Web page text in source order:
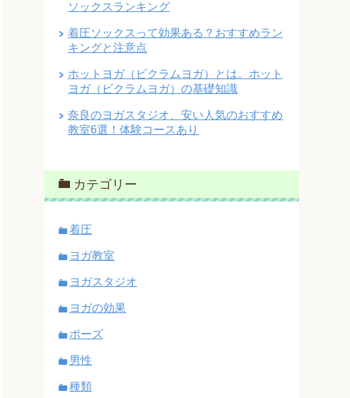
ソックスランキング
着圧ソックスって効果ある？おすすめラン
キングと注意点
ホットヨガ（ビクラムヨガ）とは。ホット
ヨガ（ビクラムヨガ）の基礎知識
奈良のヨガスタジオ、安い人気のおすすめ
教室6選！体験コースあり
カテゴリー
着圧
ヨガ教室
ヨガスタジオ
ヨガの効果
ポーズ
男性
種類